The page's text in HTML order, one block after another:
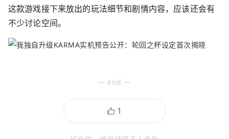
这款游戏接下来放出的玩法细节和剧情内容，应该还会有
不少讨论空间。
— end —